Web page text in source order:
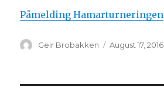
Påmelding Hamarturneringen
Author
Geir Brobakken
Posted
August 17, 2016